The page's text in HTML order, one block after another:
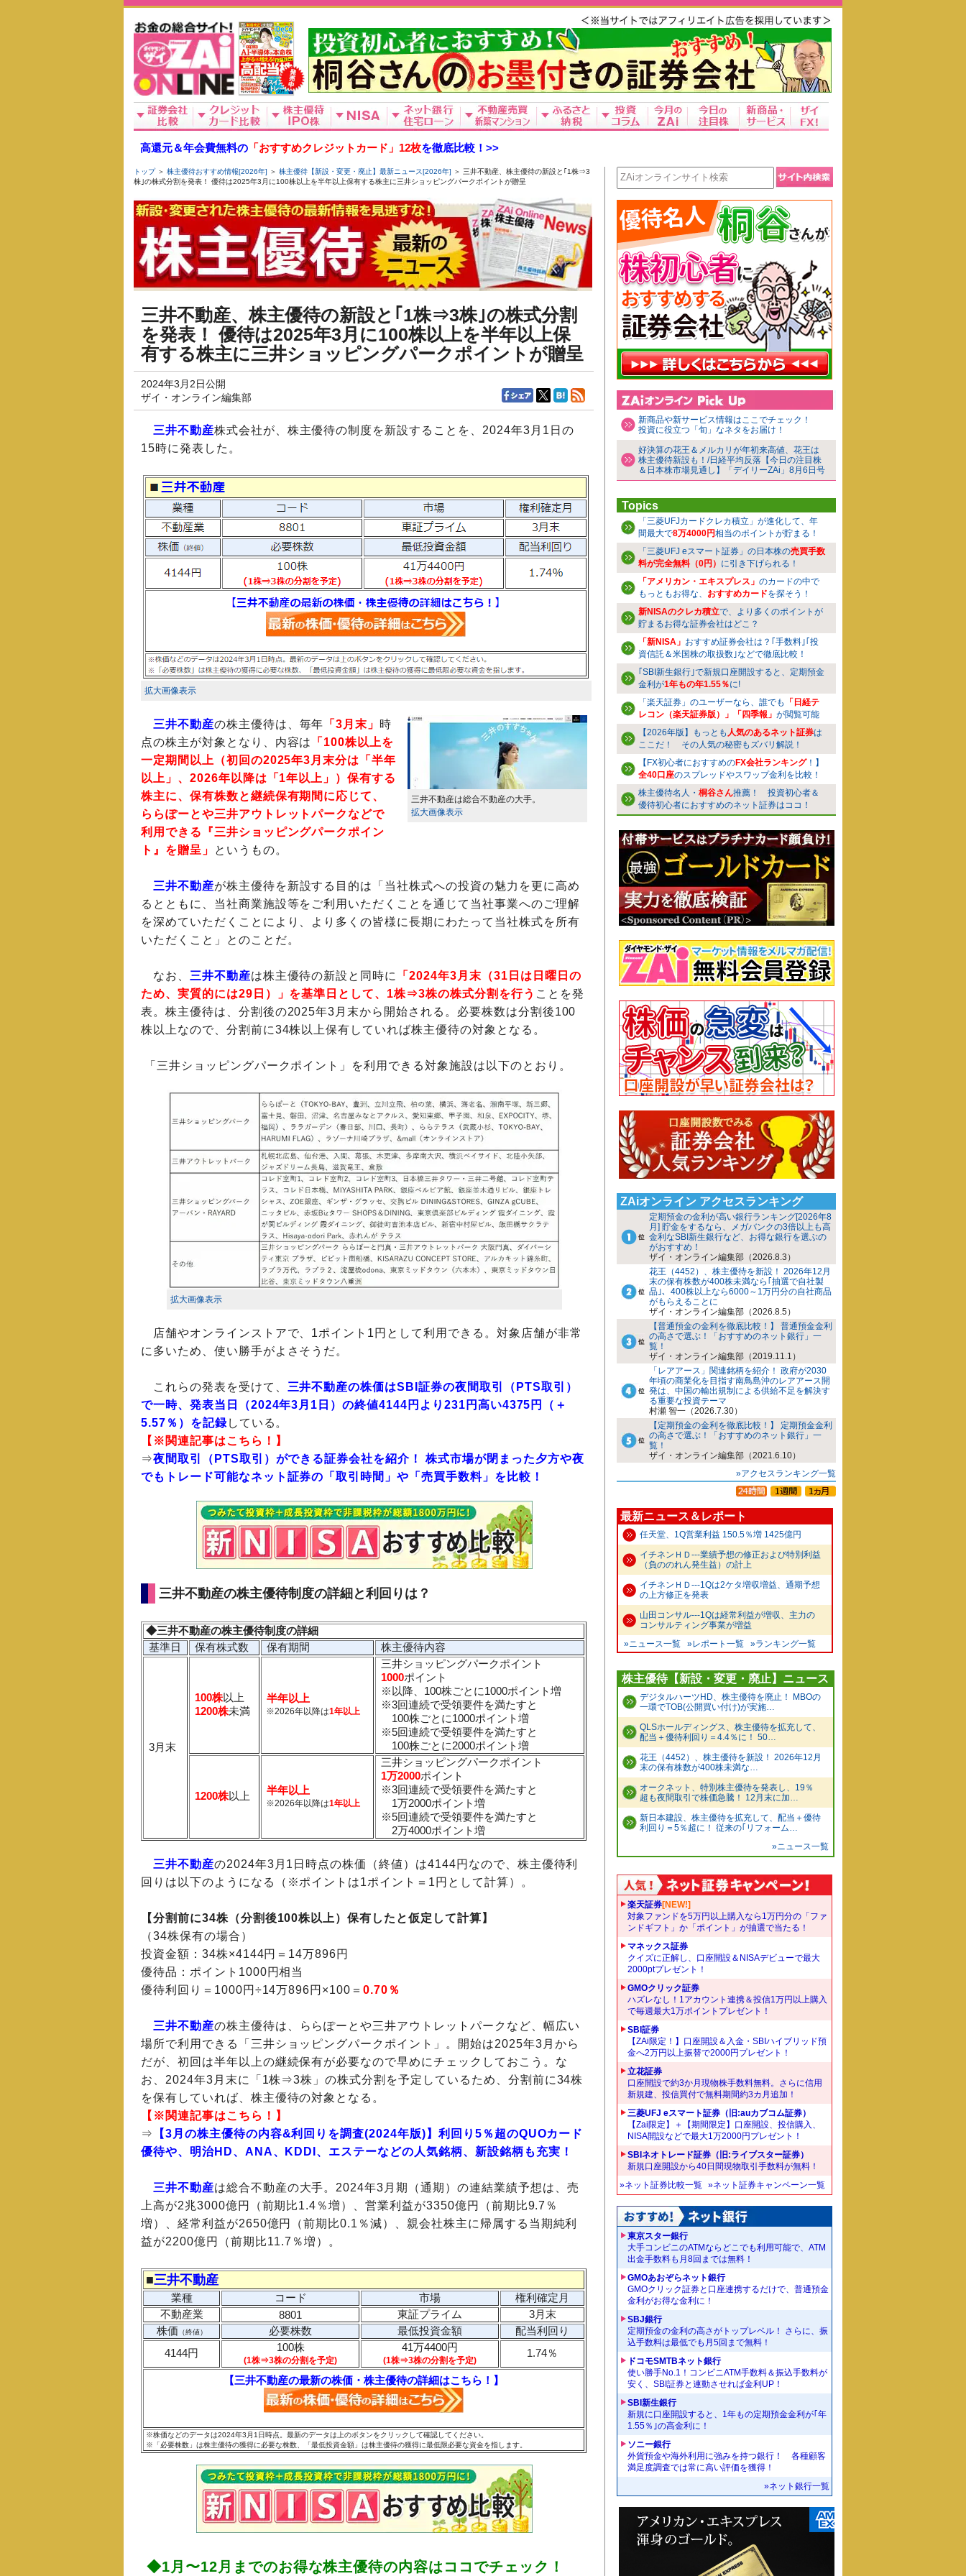
高還元＆年会費無料の 「おすすめクレジットカード」12枚を徹底比較！>>
トップ＞ 株主優待おすすめ情報[2026年] ＞ 株主優待【新設・変更・廃止】最新ニュース[2026年] ＞ 三井不動産、株主優待の新設と｢1株⇒3
株｣の株式分割を発表！ 優待は2025年3月に100株以上を半年以上保有する株主に三井ショッピングパークポイントが贈呈
三井不動産、株主優待の新設と｢1株⇒3株｣の株式分割
を発表！ 優待は2025年3月に100株以上を半年以上保
有する株主に三井ショッピングパークポイントが贈呈
2024年3月2日公開
ザイ・オンライン編集部
三井不動産株式会社が、株主優待の制度を新設することを、2024年3月1日の
15時に発表した。
拡大画像表示
三井不動産は総合不動産の大手。
拡大画像表示
三井不動産の株主優待は、毎年 「3月末」 時
点の株主が対象となり、内容は
「100株以上を
一定期間以上（初回の2025年3月末分は「半年
以上」、2026年以降は「1年以上」）保有する
株主に、保有株数と継続保有期間に応じて、
ららぽーとや三井アウトレットパークなどで
利用できる『三井ショッピングパークポイン
ト』を贈呈」
というもの。
三井不動産が株主優待を新設する目的は「当社株式への投資の魅力を更に高め
るとともに、当社商業施設等をご利用いただくことを通じて当社事業へのご理解
を深めていただくことにより、より多くの皆様に長期にわたって当社株式を所有
いただくこと」とのことだ。
なお、 三井不動産は株主優待の新設と同時に
「2024年3月末（31日は日曜日の
ため、実質的には29日）」を基準日として、1株⇒3株の株式分割を行う ことを発
表。株主優待は、分割後の2025年3月末から開始される。必要株数は分割後100
株以上なので、分割前に34株以上保有していれば株主優待の対象となる。
「三井ショッピングパークポイント」を利用できる対象施設は以下のとおり。
拡大画像表示
店舗やオンラインストアで、1ポイント1円として利用できる。対象店舗が非常
に多いため、使い勝手がよさそうだ。
これらの発表を受けて、 三井不動産の株価はSBI証券の夜間取引（PTS取引）
で一時、発表当日（2024年3月1日）の終値4144円より231円高い4375円（＋
5.57％）を記録している。
【※関連記事はこちら！】
⇒夜間取引（PTS取引）ができる証券会社を紹介！ 株式市場が閉まった夕方や夜
でもトレード可能なネット証券の「取引時間」や「売買手数料」を比較！
三井不動産の株主優待制度の詳細と利回りは？
◆三井不動産の株主優待制度の詳細
基準日
保有株式数 保有期間 株主優待内容
3月末
100株以上
1200株未満
半年以上
※2026年以降は1年以上
三井ショッピングパークポイント
1000ポイント
※以降、100株ごとに1000ポイント増
※3回連続で受領要件を満たすと
100株ごとに1000ポイント増
※5回連続で受領要件を満たすと
100株ごとに2000ポイント増
1200株以上 半年以上
※2026年以降は1年以上
三井ショッピングパークポイント
1万2000ポイント
※3回連続で受領要件を満たすと
1万2000ポイント増
※5回連続で受領要件を満たすと
2万4000ポイント増
三井不動産の2024年3月1日時点の株価（終値）は4144円なので、株主優待利
回りは以下のようになる（※ポイントは1ポイント＝1円として計算）。
【分割前に34株（分割後100株以上）保有したと仮定して計算】
（34株保有の場合）
投資金額：34株×4144円＝14万896円
優待品：ポイント1000円相当
優待利回り＝1000円÷14万896円×100＝0.70％
三井不動産の株主優待は、ららぽーとや三井アウトレットパークなど、幅広い
場所で利用できる「三井ショッピングパークポイント」。開始は2025年3月から
だが、初回は半年以上の継続保有が必要なので早めにチェックしておこう。な
お、2024年3月末に「1株⇒3株」の株式分割を予定しているため、分割前に34株
を保有していれば、株主優待の対象となる。
【※関連記事はこちら！】
⇒
【3月の株主優待の内容&利回りを調査(2024年版)】利回り5％超のQUOカード
優待や、明治HD、ANA、KDDI、エステーなどの人気銘柄、新設銘柄も充実！
三井不動産は総合不動産の大手。 2024年3月期（通期）の連結業績予想は、売
上高が2兆3000億円（前期比1.4％増）、営業利益が3350億円（前期比9.7％
増）、経常利益が2650億円（前期比0.1％減）、親会社株主に帰属する当期純利
益が2200億円（前期比11.7％増）。
■三井不動産
業種 コード 市場
権利確定月
不動産業
8801 東証プライム
3月末
株価 （終値） 必要株数 最低投資金額
配当利回り
4144円
100株
(1株⇒3株の分割を予定)
41万4400円
(1株⇒3株の分割を予定)
1.74％
【三井不動産の最新の株価・株主優待の詳細はこちら！】
※株価などのデータは2024年3月1日時点。最新のデータは上のボタンをクリックして確認してください。
※「必要株数」は株主優待の獲得に必要な株数、「最低投資金額」は株主優待の獲得に最低限必要な資金を指します。
◆1月〜12月までのお得な株主優待の内容はココでチェック！
新商品や新サービス情報はここでチェック！
投資に役立つ「旬」なネタをお届け！
好決算の花王＆メルカリが年初来高値、花王は
株主優待新設も！/日経平均反落【今日の注目株
＆日本株市場見通し】「デイリーZAi」8月6日号
Topics
「三菱UFJカードクレカ積立」が進化して、年
間最大で8万4000円相当のポイントが貯まる！
「三菱UFJ eスマート証券」の日本株の売買手数
料が完全無料（0円） に引き下げられる！
「アメリカン・エキスプレス」 のカードの中で
もっともお得な、 おすすめカードを探そう！
新NISAのクレカ積立で、より多くのポイントが
貯まるお得な証券会社はどこ？
「新NISA」 おすすめ証券会社は？｢手数料｣｢投
資信託＆米国株の取扱数｣などで徹底比較！
｢SBI新生銀行｣で新規口座開設すると、定期預金
金利が1年もの年1.55％に!
「楽天証券」のユーザーなら、誰でも
「日経テ
レコン（楽天証券版）」「四季報」 が閲覧可能
【2026年版】もっとも 人気のあるネット証券は
ここだ！ その人気の秘密もズバリ解説！
【FX初心者におすすめのFX会社ランキング！】
全40口座のスプレッドやスワップ金利を比較！
株主優待名人・ 桐谷さん推薦！ 投資初心者＆
優待初心者におすすめのネット証券はココ！
ZAiオンライン アクセスランキング
定期預金の金利が高い銀行ランキング[2026年8
月] 貯金をするなら、メガバンクの3倍以上も高
金利なSBI新生銀行など、お得な銀行を選ぶの
がおすすめ！
ザイ・オンライン編集部（2026.8.3）
花王（4452）、株主優待を新設！ 2026年12月
末の保有株数が400株未満なら｢抽選で自社製
品｣、400株以上なら6000～1万円分の自社商品
がもらえることに
ザイ・オンライン編集部（2026.8.5）
【普通預金の金利を徹底比較！】 普通預金金利
の高さで選ぶ！「おすすめのネット銀行」一
覧！
ザイ・オンライン編集部（2019.11.1）
「レアアース」関連銘柄を紹介！ 政府が2030
年頃の商業化を目指す南鳥島沖のレアアース開
発は、中国の輸出規制による供給不足を解決す
る重要な投資テーマ
村瀬 智一（2026.7.30）
【定期預金の金利を徹底比較！】 定期預金金利
の高さで選ぶ！「おすすめのネット銀行」一
覧！
ザイ・オンライン編集部（2021.6.10）
»アクセスランキング一覧
最新ニュース＆レポート
任天堂、1Q営業利益 150.5％増 1425億円
イチネンＨＤ---業績予想の修正および特別利益
（負ののれん発生益）の計上
イチネンＨＤ---1Qは2ケタ増収増益、通期予想
の上方修正を発表
山田コンサル---1Qは経常利益が増収、主力の
コンサルティング事業が増益
»ニュース一覧
»レポート一覧 »ランキング一覧
株主優待【新設・変更・廃止】ニュース
デジタルハーツHD、株主優待を廃止！ MBOの
一環でTOB(公開買い付け)が実施…
QLSホールディングス、株主優待を拡充して、
配当＋優待利回り＝4.4％に！ 50…
花王（4452）、株主優待を新設！ 2026年12月
末の保有株数が400株未満な…
オークネット、特別株主優待を発表し、19％
超も夜間取引で株価急騰！ 12月末に加…
新日本建設、株主優待を拡充して、配当＋優待
利回り＝5％超に！ 従来の｢リフォーム…
»ニュース一覧
楽天証券[NEW!]
対象ファンドを5万円以上購入なら1万円分の「ファ
ンドギフト」か「ポイント」が抽選で当たる！
マネックス証券
クイズに正解し、口座開設＆NISAデビューで最大
2000ptプレゼント！
GMOクリック証券
ハズレなし！1アカウント連携＆投信1万円以上購入
で毎週最大1万ポイントプレゼント！
SBI証券
【ZAi限定！】口座開設＆入金・SBIハイブリッド預
金へ2万円以上振替で2000円プレゼント！
立花証券
口座開設で約3か月現物株手数料無料。さらに信用
新規建、投信買付で無料期間約3カ月追加！
三菱UFJ eスマート証券（旧:auカブコム証券）
【Zai限定】＋【期間限定】口座開設、投信購入、
NISA開設などで最大1万2000円プレゼント！
SBIネオトレード証券（旧:ライブスター証券）
新規口座開設から40日間現物取引手数料が無料！
»ネット証券比較一覧 »ネット証券キャンペーン一覧
東京スター銀行
大手コンビニのATMならどこでも利用可能で、ATM
出金手数料も月8回までは無料！
GMOあおぞらネット銀行
GMOクリック証券と口座連携するだけで、普通預金
金利がお得な金利に！
SBJ銀行
定期預金の金利の高さがトップレベル！ さらに、振
込手数料は最低でも月5回まで無料！
ドコモSMTBネット銀行
使い勝手No.1！コンビニATM手数料＆振込手数料が
安く、SBI証券と連動させれば金利UP！
SBI新生銀行
新規に口座開設すると、1年もの定期預金金利が｢年
1.55％｣の高金利に！
ソニー銀行
外貨預金や海外利用に強みを持つ銀行！ 各種顧客
満足度調査では常に高い評価を獲得！
»ネット銀行一覧